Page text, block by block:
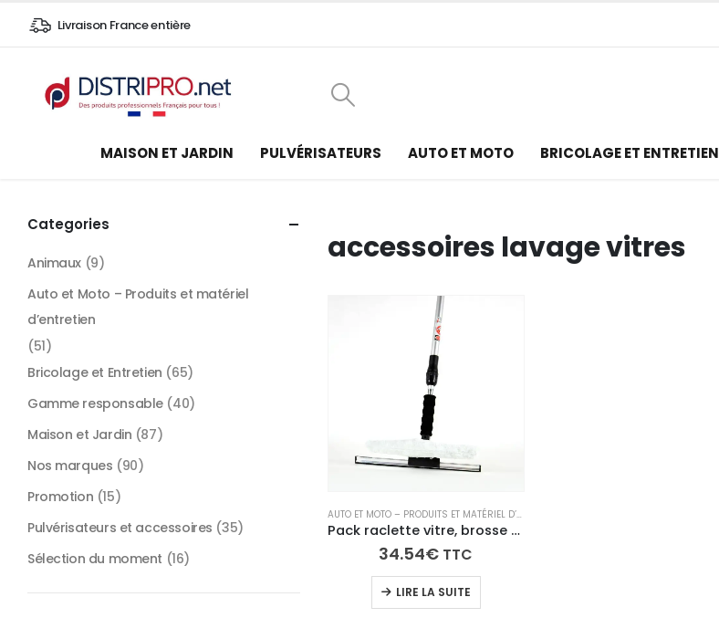
Livraison France entière
MAISON ET JARDIN PULVÉRISATEURS AUTO ET MOTO BRICOLAGE ET ENTRETIEN
accessoires lavage vitres
AUTO ET MOTO – PRODUITS ET MATÉRIEL D’ENTRETIEN
Pack raclette vitre, brosse de lavage et manche télescopique
34.54€ TTC
LIRE LA SUITE
Categories
Animaux (9)
Auto et Moto – Produits et matériel
d’entretien
(51)
Bricolage et Entretien (65)
Gamme responsable (40)
Maison et Jardin (87)
Nos marques (90)
Promotion (15)
Pulvérisateurs et accessoires (35)
Sélection du moment (16)